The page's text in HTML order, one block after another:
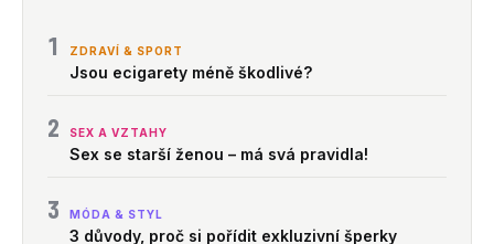
1 ZDRAVÍ & SPORT
Jsou ecigarety méně škodlivé?
2 SEX A VZTAHY
Sex se starší ženou – má svá pravidla!
3 MÓDA & STYL
3 důvody, proč si pořídit exkluzivní šperky